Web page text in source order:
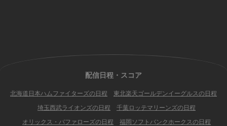
配信日程・スコア
北海道日本ハムファイターズの日程
東北楽天ゴールデンイーグルスの日程
埼玉西武ライオンズの日程
千葉ロッテマリーンズの日程
オリックス・バファローズの日程
福岡ソフトバンクホークスの日程